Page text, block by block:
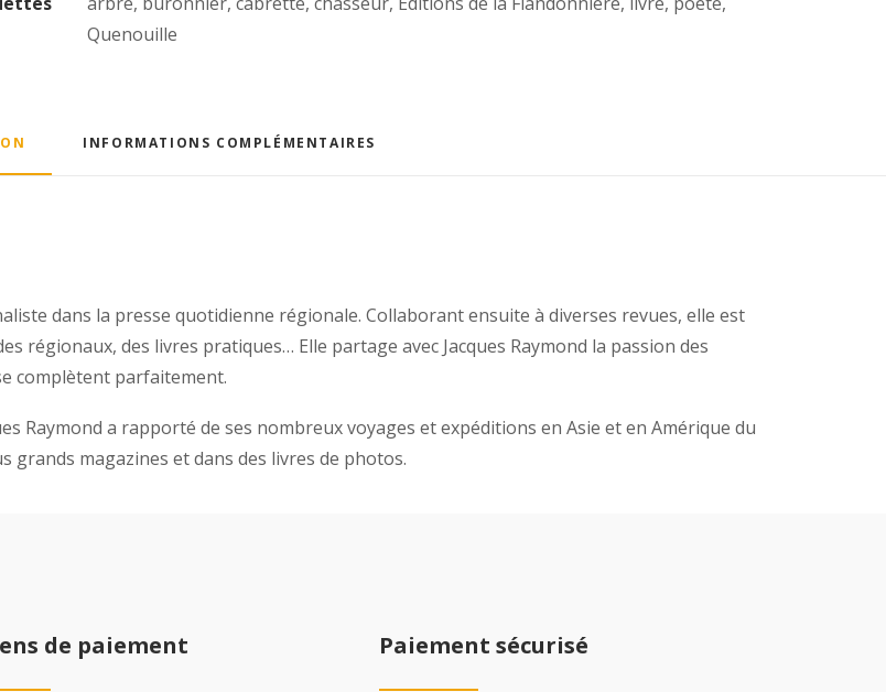
Quenouille
INFORMATIONS COMPLÉMENTAIRES
dans la presse quotidienne régionale. Collaborant ensuite à diverses revues, elle est
régionaux, des livres pratiques… Elle partage avec Jacques Raymond la passion des
complètent parfaitement.
Raymond a rapporté de ses nombreux voyages et expéditions en Asie et en Amérique du
magazines et dans des livres de photos.
de paiement Paiement sécurisé